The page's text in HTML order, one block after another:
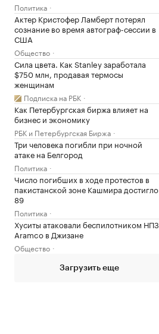
Политика
Актер Кристофер Ламберт потерял
сознание во время автограф-сессии в
США
Общество
Сила цвета. Как Stanley заработала
$750 млн, продавая термосы
женщинам
Подписка на РБК
Как Петербургская биржа влияет на
бизнес и экономику
РБК и Петербургская Биржа
Три человека погибли при ночной
атаке на Белгород
Политика
Число погибших в ходе протестов в
пакистанской зоне Кашмира достигло
89
Политика
Хуситы атаковали беспилотником НПЗ
Aramco в Джизане
Общество
Загрузить еще